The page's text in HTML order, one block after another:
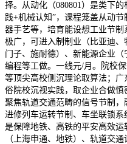
择。从动化（080801）是类下
践+机械认知”，课程笼盖从动
器手艺等，培育能设想工业节
极广，可进入制制业（比亚迪
门子、施耐德）、新能源企业
编程等工做。一线元/月。院校
等顶尖高校侧沉理论取算法；
俗院校沉视实践，取企业合做慎
聚焦轨道交通范畴的信号节制
进修列车运转节制、车坐联锁
是保障地铁、高铁的平安高效运
（上海申通、地铁）、轨道交